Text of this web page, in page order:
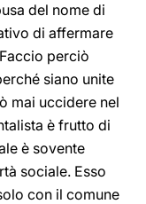
del nome di
di affermare
perciò
siano unite
mai uccidere nel
è frutto di
è sovente
sociale. Esso
con il comune